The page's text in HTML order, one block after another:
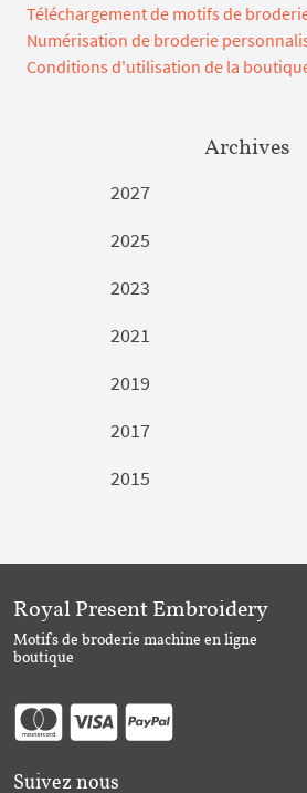
Téléchargement de motifs de
Numérisation de broderie
Conditions d'utilisation de la
Archives
2027
2025
2023
2021
2019
2017
2015
Royal Present Embroidery
Motifs de broderie machine en ligne
boutique
Suivez nous